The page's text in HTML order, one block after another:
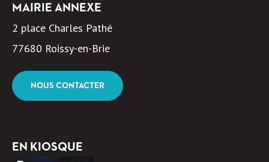
MAIRIE ANNEXE
2 place Charles Pathé
77680 Roissy-en-Brie
NOUS CONTACTER
EN KIOSQUE